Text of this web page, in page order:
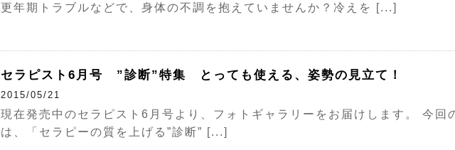
更年期トラブルなどで、身体の不調を抱えていませんか？冷えを [...]
セラピスト6月号 ”診断”特集 とっても使える、姿勢の見立て！
2015/05/21
現在発売中のセラピスト6月号より、フォトギャラリーをお届けします。 今回
は、「セラピーの質を上げる”診断” [...]